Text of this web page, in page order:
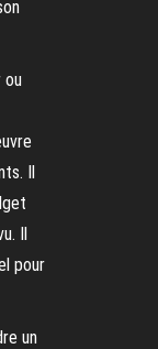
ou
Il
Il
pour
un